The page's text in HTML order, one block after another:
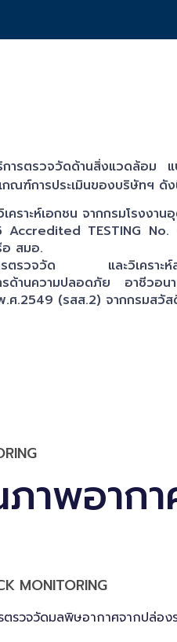
ารตรวจวัดด้านสิ่งแวดล้อม
กณฑ์การประเมินของบริษัทฯ ดั
คราะห์เอกชน จากกรมโรงงาน
Accredited TESTING
อ สมอ.
รตรวจวัด และวิเคราะห์สภ
รด้านความปลอดภัย อาชีวอน
ศ.2549 (รสส.2) จากกรมสวัส
าพอาก
MONITORING
ตรวจวัดมลพิษอากาศจากปล่อง